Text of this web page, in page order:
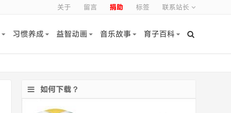
关于 留言 捐助 标签 联系站长
习惯养成 益智动画 音乐故事 育子百科
如何下载？